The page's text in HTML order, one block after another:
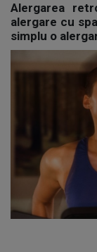
Alergarea
alergare cu
simplu o